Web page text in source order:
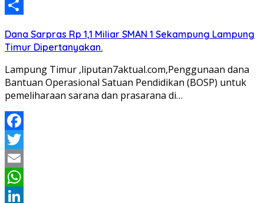
LinkedIn
Dana Sarpras Rp 1,1 Miliar SMAN 1 Sekampung Lampung
Timur Dipertanyakan.
Lampung Timur ,liputan7aktual.com,Penggunaan dana
Bantuan Operasional Satuan Pendidikan (BOSP) untuk
pemeliharaan sarana dan prasarana di…
Facebook
Twitter
Email
WhatsApp